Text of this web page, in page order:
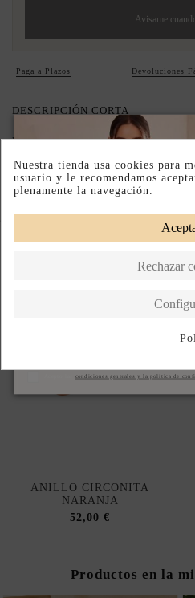
Avisame
Paga a Plazos Devoluciones
DESCRIPCIÓN CORTA
DESCRIPCIÓN
ANILLO CIRCONITA
NARANJA
52,00 €
Productos en la
condiciones generales y la política de
Nuestra tienda usa cookies para
usuario y le recomendamos
plenamente la navegación.
Rechazar